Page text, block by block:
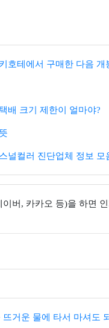
호테에서 구매한 다음 개
배 크기 제한이 얼마야?
널컬러 진단업체 정보 모
이버, 카카오 등)을 하면
뜨거운 물에 타서 마셔도